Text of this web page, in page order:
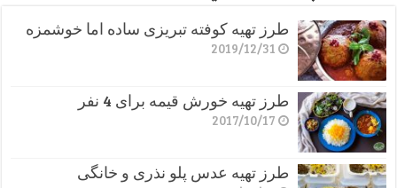
طرز تهیه کوفته تبریزی ساده اما خوشمزه
2019/12/31
طرز تهیه خورش قیمه برای 4 نفر
2017/10/17
طرز تهیه عدس پلو نذری و خانگی